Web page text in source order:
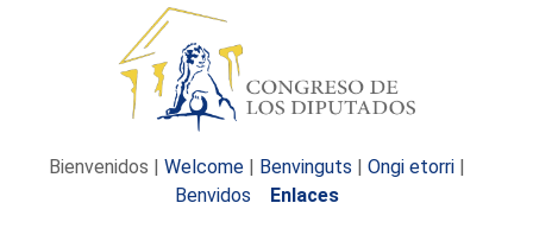
Bienvenidos | Welcome | Benvinguts | Ongi etorri |
Benvidos
Enlaces